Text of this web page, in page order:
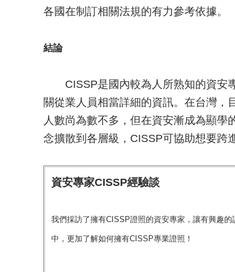
各國在制訂相關法規的有力參考依據。
結論
CISSP是國內較為人所熟知的資安專
關從業人員相當詳細的資訊。在台灣，
人數尚為數不多，但在資安漸成為顯
念擴散到各層級，CISSP可協助想要跨
資安專家CISSP經驗談
我們採訪了擁有CISSP證照的資安專家，讓有興趣的
中，更加了解如何擁有CISSP專業證照！